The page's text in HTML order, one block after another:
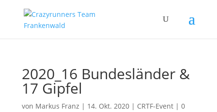
2020_16 Bundesländer &
17 Gipfel
von Markus Franz | 14. Okt. 2020| CRTF-Event| 0